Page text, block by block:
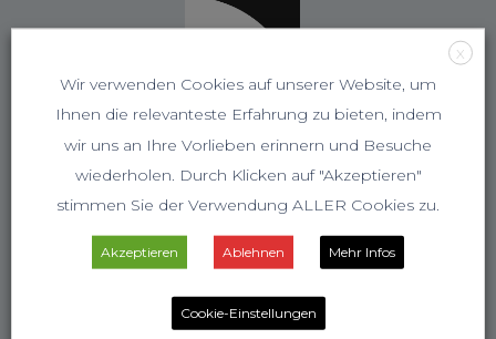
X
Wir verwenden Cookies auf unserer Website, um
Ihnen die relevanteste Erfahrung zu bieten, indem
wir uns an Ihre Vorlieben erinnern und Besuche
wiederholen. Durch Klicken auf "Akzeptieren"
stimmen Sie der Verwendung ALLER Cookies zu.
Akzeptieren Ablehnen Mehr Infos
Cookie-Einstellungen